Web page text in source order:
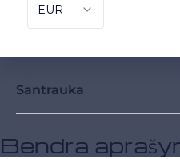
Santrauka
Bendra